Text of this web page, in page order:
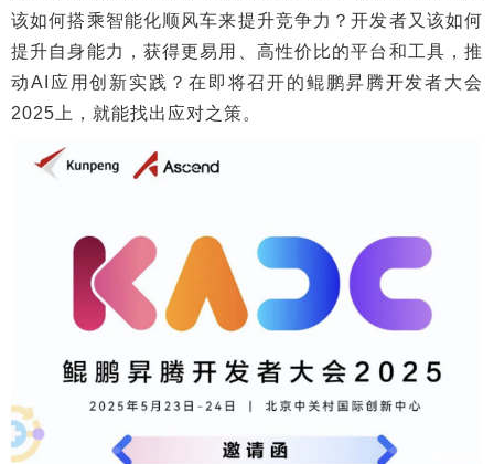
该如何搭乘智能化顺风车来提升竞争力？开发者又该如何
提升自身能力，获得更易用、高性价比的平台和工具，推
动AI应用创新实践？在即将召开的鲲鹏昇腾开发者大会
2025上，就能找出应对之策。